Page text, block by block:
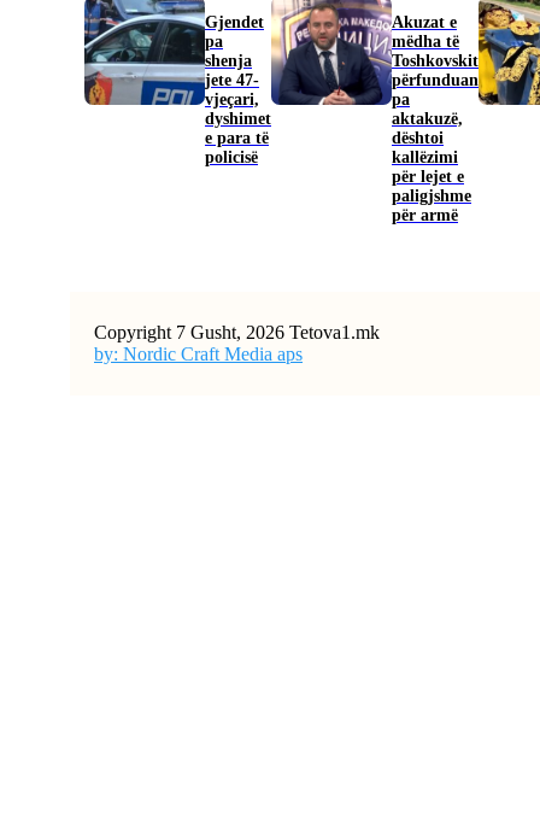
Gjendet
pa
shenja
jete 47-
vjeçari,
dyshimet
e para të
policisë
Akuzat e
mëdha të
Toshkovskit
përfunduan
pa
aktakuzë,
dështoi
kallëzimi
për lejet e
paligjshme
për armë
Copyright 7 Gusht, 2026 Tetova1.mk
by: Nordic Craft Media aps